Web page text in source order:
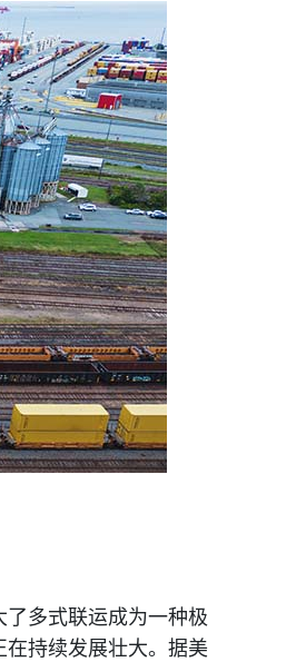
多式联运成为一种极
持续发展壮大。据美